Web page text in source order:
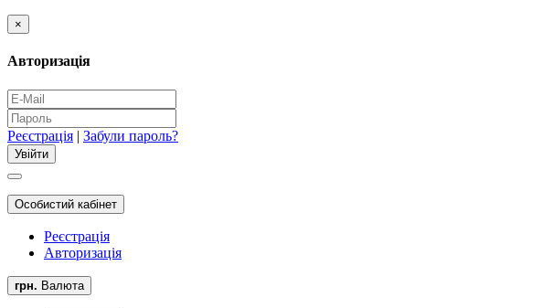
×
Авторизація
Реєстрація | Забули пароль?
Особистий кабінет
Реєстрація
Авторизація
грн. Валюта